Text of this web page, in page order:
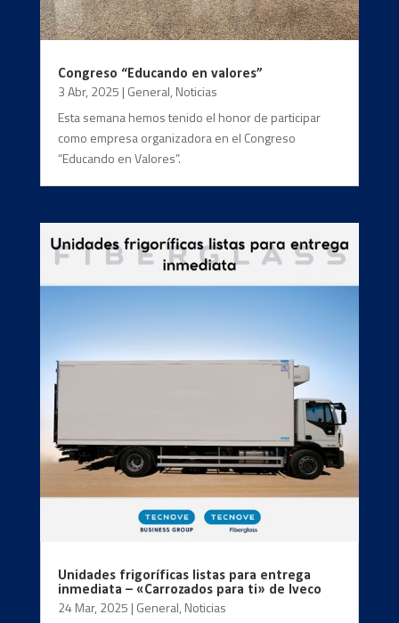
Congreso “Educando en valores”
3 Abr, 2025 | General, Noticias
Esta semana hemos tenido el honor de participar
como empresa organizadora en el Congreso
“Educando en Valores”.
Unidades frigoríficas listas para entrega
inmediata – «Carrozados para ti» de Iveco
24 Mar, 2025 | General, Noticias